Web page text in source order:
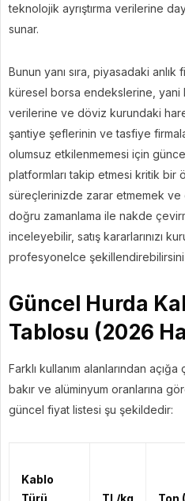
teknolojik ayrıştırma verilerine
sunar.
Bunun yanı sıra, piyasadaki
küresel borsa endekslerine, yani
verilerine ve döviz kurundaki
şantiye şeflerinin ve tasfiye
olumsuz etkilenmemesi için
platformları takip etmesi kritik bir
süreçlerinizde zarar etmemek
doğru zamanlama ile nakde
inceleyebilir, satış kararlarınızı
profesyonelce
Güncel Hurda
Tablosu (2026
Farklı kullanım alanlarından
bakır ve alüminyum oranlarına
güncel fiyat listesi şu şekildedir:
Kablo
Türü
TL/kg Ton